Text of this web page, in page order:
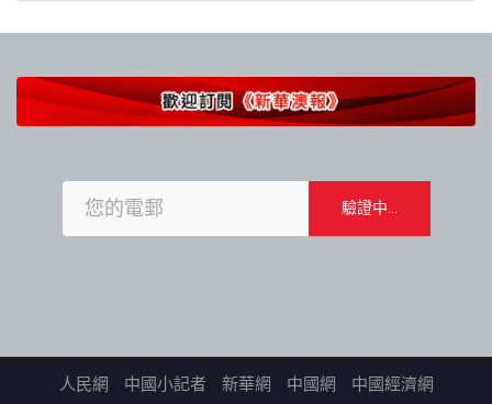
人民網 中國小記者 新華網 中國網 中國經濟網